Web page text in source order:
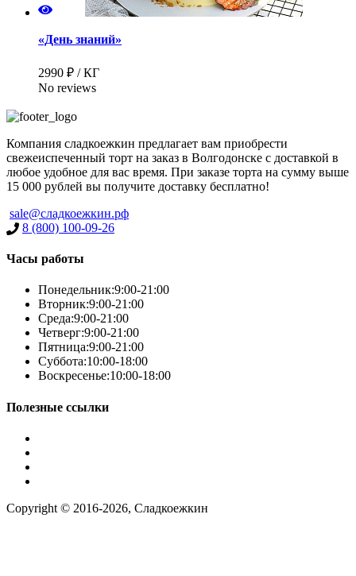
«День знаний»
2990 ₽ / КГ
No reviews
Компания сладкоежкин предлагает вам приобрести
свежеиспеченный торт на заказ в Волгодонске с доставкой в
любое удобное для вас время. При заказе торта на сумму выше
15 000 рублей вы получите доставку бесплатно!
sale@сладкоежкин.рф
8 (800) 100-09-26
Часы работы
Понедельник:9:00-21:00
Вторник:9:00-21:00
Среда:9:00-21:00
Четверг:9:00-21:00
Пятница:9:00-21:00
Суббота:10:00-18:00
Воскресенье:10:00-18:00
Полезные ссылки
Copyright © 2016-2026, Сладкоежкин